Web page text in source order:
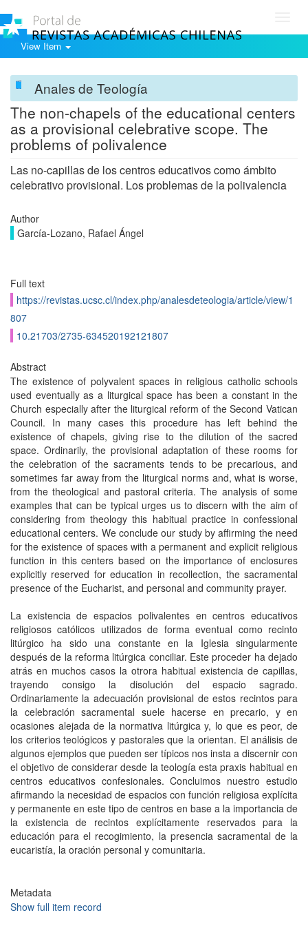
View Item
Anales de Teología
The non-chapels of the educational centers
as a provisional celebrative scope. The
problems of polivalence
Las no-capillas de los centros educativos como ámbito
celebrativo provisional. Los problemas de la polivalencia
Author
García-Lozano, Rafael Ángel
Full text
https://revistas.ucsc.cl/index.php/analesdeteologia/article/view/1
807
10.21703/2735-634520192121807
Abstract
The existence of polyvalent spaces in religious catholic schools
used eventually as a liturgical space has been a constant in the
Church especially after the liturgical reform of the Second Vatican
Council. In many cases this procedure has left behind the
existence of chapels, giving rise to the dilution of the sacred
space. Ordinarily, the provisional adaptation of these rooms for
the celebration of the sacraments tends to be precarious, and
sometimes far away from the liturgical norms and, what is worse,
from the theological and pastoral criteria. The analysis of some
examples that can be typical urges us to discern with the aim of
considering from theology this habitual practice in confessional
educational centers. We conclude our study by affirming the need
for the existence of spaces with a permanent and explicit religious
function in this centers based on the importance of enclosures
explicitly reserved for education in recollection, the sacramental
presence of the Eucharist, and personal and community prayer.
La existencia de espacios polivalentes en centros educativos
religiosos católicos utilizados de forma eventual como recinto
litúrgico ha sido una constante en la Iglesia singularmente
después de la reforma litúrgica conciliar. Este proceder ha dejado
atrás en muchos casos la otrora habitual existencia de capillas,
trayendo consigo la disolución del espacio sagrado.
Ordinariamente la adecuación provisional de estos recintos para
la celebración sacramental suele hacerse en precario, y en
ocasiones alejada de la normativa litúrgica y, lo que es peor, de
los criterios teológicos y pastorales que la orientan. El análisis de
algunos ejemplos que pueden ser típicos nos insta a discernir con
el objetivo de considerar desde la teología esta praxis habitual en
centros educativos confesionales. Concluimos nuestro estudio
afirmando la necesidad de espacios con función religiosa explícita
y permanente en este tipo de centros en base a la importancia de
la existencia de recintos explícitamente reservados para la
educación para el recogimiento, la presencia sacramental de la
eucaristía, la oración personal y comunitaria.
Metadata
Show full item record